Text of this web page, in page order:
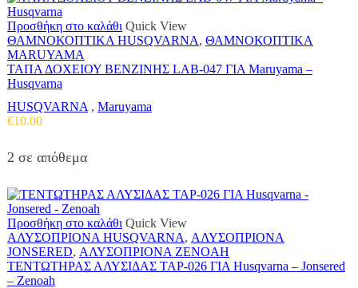
Προσθήκη στο καλάθι Quick View
ΘΑΜΝΟΚΟΠΤΙΚΑ HUSQVARNA, ΘΑΜΝΟΚΟΠΤΙΚΑ
MARUYAMA
ΤΑΠΑ ΔΟΧΕΙΟΥ ΒΕΝΖΙΝΗΣ LAB-047 ΓΙΑ Maruyama –
Husqvarna
HUSQVARNA , Maruyama
€10.00
2 σε απόθεμα
Προσθήκη στο καλάθι Quick View
ΑΛΥΣΟΠΡΙΟΝΑ HUSQVARNA, ΑΛΥΣΟΠΡΙΟΝΑ
JONSERED, ΑΛΥΣΟΠΡΙΟΝΑ ZENOAH
ΤΕΝΤΩΤΗΡΑΣ ΑΛΥΣΙΔΑΣ ΤΑΡ-026 ΓΙΑ Husqvarna – Jonsered
– Zenoah